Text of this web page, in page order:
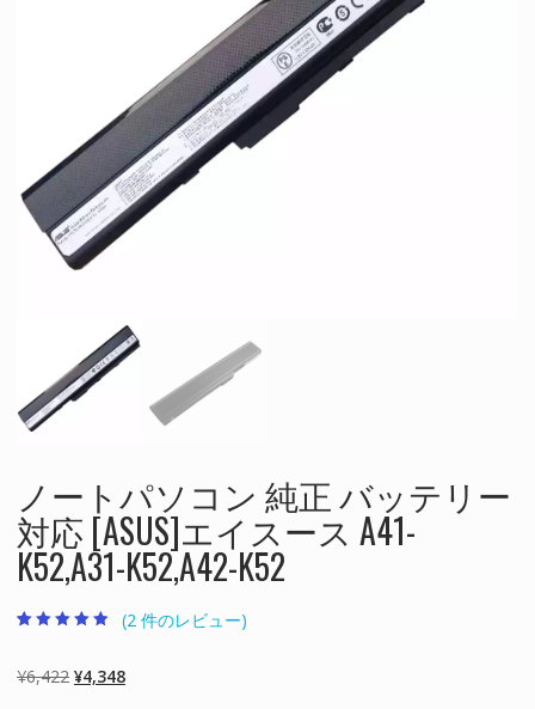
ノートパソコン 純正 バッテリー
対応 [ASUS]エイスース A41-
K52,A31-K52,A42-K52
段階評価のう
ち、4.50 点
(2 件のレビュー)
¥6,422 元
¥4,348現